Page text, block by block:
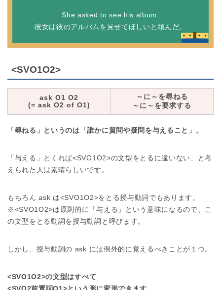
She asked to see his album.
彼女は彼のアルバムを見せてほしいと頼んだ。
<SVO1O2>
ask O1 O2
(= ask O2 of O1)
～に～を尋ねる
～に～を要求する
「尋ねる」というのは「誰かに質問や疑問を与えること」。
「与える」とくれば<SVO1O2>の文型をとるに違いない、と考
えられた人は素晴らしいです。
もちろん ask は<SVO1O2>をとる授与動詞でもあります。
※<SVO1O2>は原則的に「与える」という意味になるので、こ
の文型をとる動詞を授与動詞と呼びます。
しかし、授与動詞の ask には例外的に覚えるべきことが１つ。
<SVO1O2>の文型はすべて